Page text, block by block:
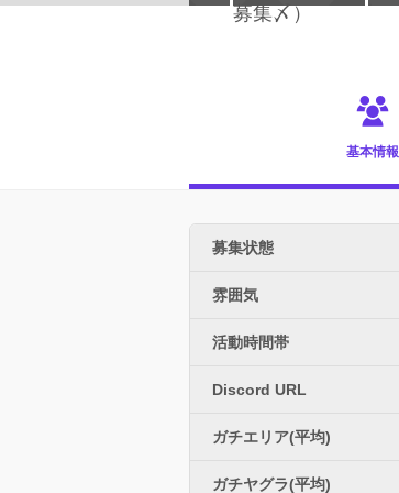
基本情報
募集状態
雰囲気
活動時間帯
Discord URL
ガチエリア(平均)
ガチヤグラ(平均)